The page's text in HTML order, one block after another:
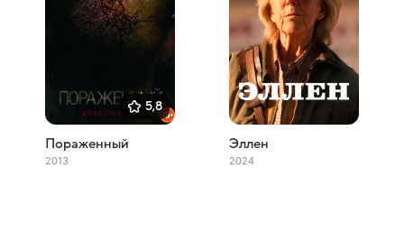
5,8
Пораженный
2013
Эллен
2024